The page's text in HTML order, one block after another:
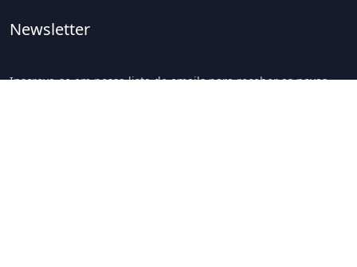
Newsletter
Inscreva-se em nossa lista de emails para receber as novas